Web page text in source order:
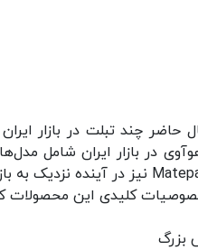
حاضر چند تبلت در بازار
کلیدی این محصولات
بزرگ